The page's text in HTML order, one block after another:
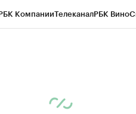
КомпанииТелеканалРБК Вино